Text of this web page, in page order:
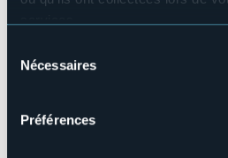
manière de les gérer et de les
Nécessaires
Préférences
Strada Nazionale del